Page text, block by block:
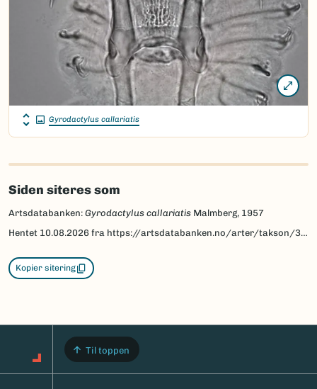
Gyrodactylus callariatis
Siden siteres som
Artsdatabanken: Gyrodactylus callariatis Malmberg, 1957
Hentet 10.08.2026 fra https://artsdatabanken.no/arter/takson/33787
Kopier sitering
Til toppen